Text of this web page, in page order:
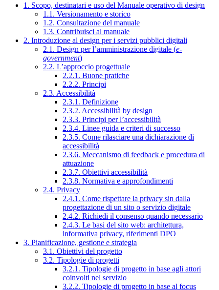
1. Scopo, destinatari e uso del Manuale operativo di design
1.1. Versionamento e storico
1.2. Consultazione del manuale
1.3. Contribuisci al manuale
2. Introduzione al design per i servizi pubblici digitali
2.1. Design per l’amministrazione digitale (e-
government)
2.2. L’approccio progettuale
2.2.1. Buone pratiche
2.2.2. Principi
2.3. Accessibilità
2.3.1. Definizione
2.3.2. Accessibilità by design
2.3.3. Principi per l’accessibilità
2.3.4. Linee guida e criteri di successo
2.3.5. Come rilasciare una dichiarazione di
accessibilità
2.3.6. Meccanismo di feedback e procedura di
attuazione
2.3.7. Obiettivi accessibilità
2.3.8. Normativa e approfondimenti
2.4. Privacy
2.4.1. Come rispettare la privacy sin dalla
progettazione di un sito o servizio digitale
2.4.2. Richiedi il consenso quando necessario
2.4.3. Le basi del sito web: architettura,
informativa privacy, riferimenti DPO
3. Pianificazione, gestione e strategia
3.1. Obiettivi del progetto
3.2. Tipologie di progetti
3.2.1. Tipologie di progetto in base agli attori
coinvolti nel servizio
3.2.2. Tipologie di progetto in base al focus